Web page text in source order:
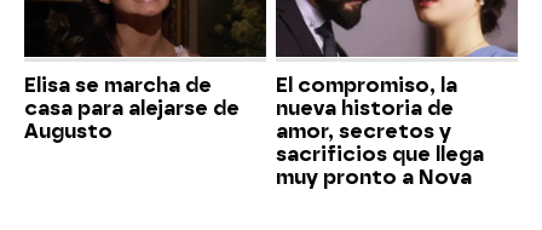
Elisa se marcha de
casa para alejarse de
Augusto
El compromiso, la
nueva historia de
amor, secretos y
sacrificios que llega
muy pronto a Nova